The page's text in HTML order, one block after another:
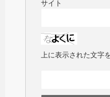
サイト
上に表示された文字